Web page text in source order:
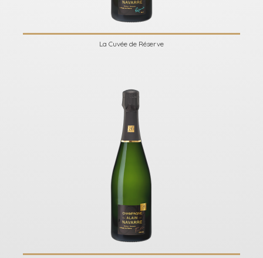
La Cuvée de Réserve